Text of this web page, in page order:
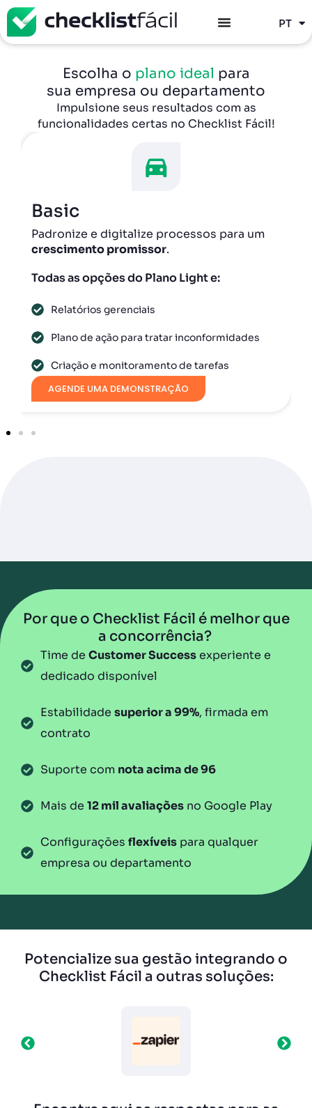
PT
EN
Escolha o plano ideal para
sua empresa ou departamento
Impulsione seus resultados com as
funcionalidades certas no Checklist Fácil!
e digitalize processos para um
promissor.
as opções do Plano Light e:
gerenciais
de ação para tratar inconformidades
e monitoramento de tarefas
UMA DEMONSTRAÇÃO
Conquiste
Por que o Checklist Fácil é melhor que
a concorrência?
Time de Customer Successexperiente e
dedicado disponível
Estabilidade superior a 99%, firmada em
contrato
Suporte com nota acima de 96
Mais de 12 mil avaliaçõesno Google Play
Configurações flexíveispara qualquer
empresa ou departamento
Potencialize sua gestão integrando o
Checklist Fácil a outras soluções: